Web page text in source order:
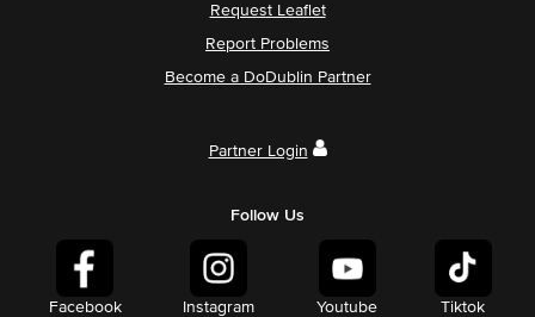
Request Leaflet
Report Problems
Become a DoDublin Partner
Partner Login
Follow Us
Facebook Instagram Youtube Tiktok